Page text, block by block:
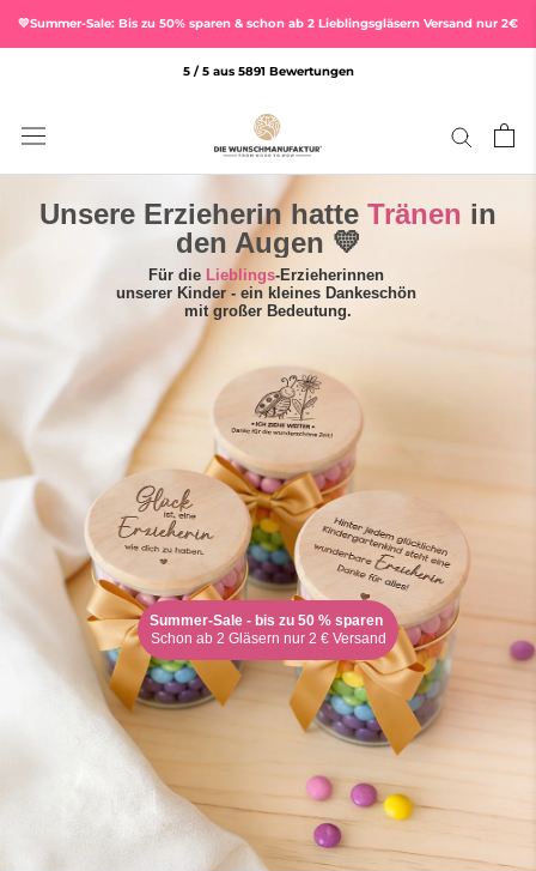
Direkt💛Summer-Sale: Bis zu 50% sparen & schon ab 2 Lieblingsgläsern Versand nur 2€
5 / 5 aus 5891 Bewertungen
Unsere Erzieherin hatte Tränen in
den Augen 💛
Für die Lieblings-Erzieherinnen
unserer Kinder - ein kleines Dankeschön
mit großer Bedeutung.
Summer-Sale - bis zu 50 % sparen
Schon ab 2 Gläsern nur 2 € Versand